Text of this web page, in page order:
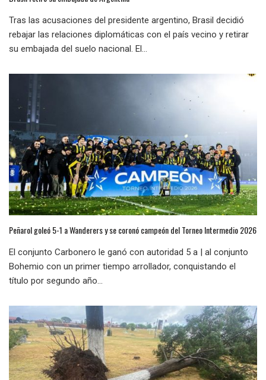
Tras las acusaciones del presidente argentino, Brasil decidió
rebajar las relaciones diplomáticas con el país vecino y retirar
su embajada del suelo nacional. El...
Peñarol goleó 5-1 a Wanderers y se coronó campeón del Torneo Intermedio 2026
El conjunto Carbonero le ganó con autoridad 5 a | al conjunto
Bohemio con un primer tiempo arrollador, conquistando el
título por segundo año...